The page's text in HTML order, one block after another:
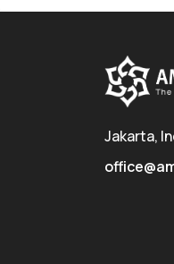
Jakarta,